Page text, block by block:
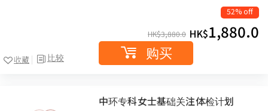
比较
收藏
52% off
HK$3,880.0 HK$1,880.0
购买
中环专科女士基础关注体检计划